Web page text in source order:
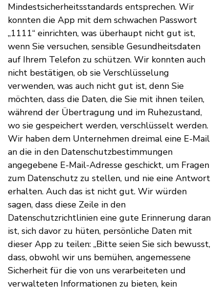
Mindestsicherheitsstandards entsprechen. Wir
konnten die App mit dem schwachen Passwort
„1111“ einrichten, was überhaupt nicht gut ist,
wenn Sie versuchen, sensible Gesundheitsdaten
auf Ihrem Telefon zu schützen. Wir konnten auch
nicht bestätigen, ob sie Verschlüsselung
verwenden, was auch nicht gut ist, denn Sie
möchten, dass die Daten, die Sie mit ihnen teilen,
während der Übertragung und im Ruhezustand,
wo sie gespeichert werden, verschlüsselt werden.
Wir haben dem Unternehmen dreimal eine E-Mail
an die in den Datenschutzbestimmungen
angegebene E-Mail-Adresse geschickt, um Fragen
zum Datenschutz zu stellen, und nie eine Antwort
erhalten. Auch das ist nicht gut. Wir würden
sagen, dass diese Zeile in den
Datenschutzrichtlinien eine gute Erinnerung daran
ist, sich davor zu hüten, persönliche Daten mit
dieser App zu teilen: „Bitte seien Sie sich bewusst,
dass, obwohl wir uns bemühen, angemessene
Sicherheit für die von uns verarbeiteten und
verwalteten Informationen zu bieten, kein